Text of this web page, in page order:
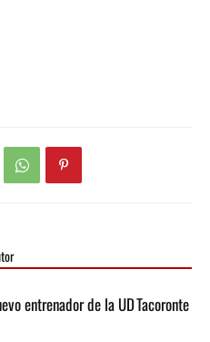
entrenador de la UD Tacoronte